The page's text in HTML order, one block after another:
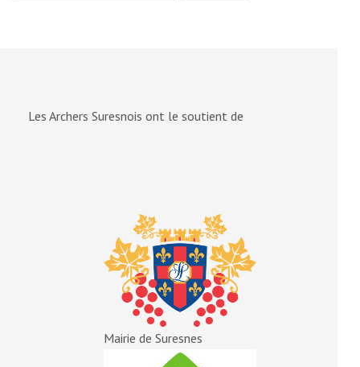
Les Archers Suresnois ont le soutient de
Mairie de Suresnes